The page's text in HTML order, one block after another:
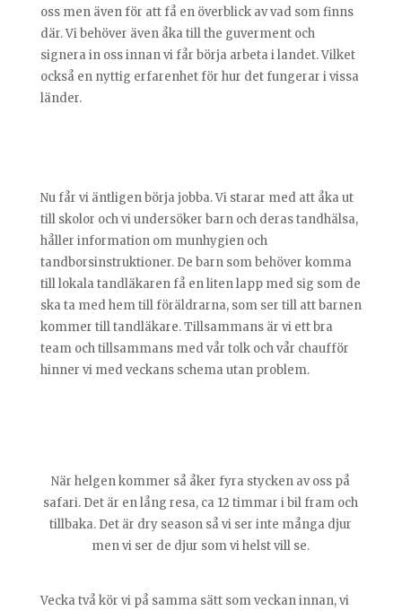
oss men även för att få en överblick av vad som finns
där. Vi behöver även åka till the guverment och
signera in oss innan vi får börja arbeta i landet. Vilket
också en nyttig erfarenhet för hur det fungerar i vissa
länder.
Nu får vi äntligen börja jobba. Vi starar med att åka ut
till skolor och vi undersöker barn och deras tandhälsa,
håller information om munhygien och
tandborsinstruktioner. De barn som behöver komma
till lokala tandläkaren få en liten lapp med sig som de
ska ta med hem till föräldrarna, som ser till att barnen
kommer till tandläkare. Tillsammans är vi ett bra
team och tillsammans med vår tolk och vår chaufför
hinner vi med veckans schema utan problem.
När helgen kommer så åker fyra stycken av oss på
safari. Det är en lång resa, ca 12 timmar i bil fram och
tillbaka. Det är dry season så vi ser inte många djur
men vi ser de djur som vi helst vill se.
Vecka två kör vi på samma sätt som veckan innan, vi